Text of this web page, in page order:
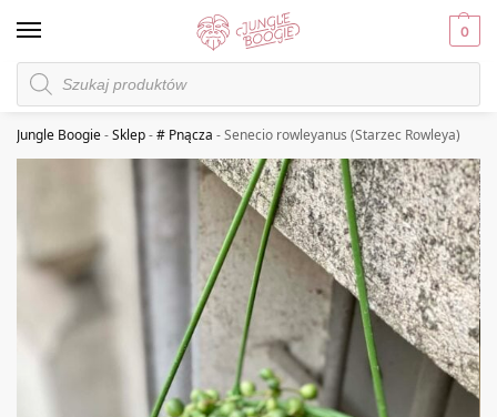
0
Jungle Boogie-Sklep-# Pnącza -Senecio rowleyanus (Starzec Rowleya)